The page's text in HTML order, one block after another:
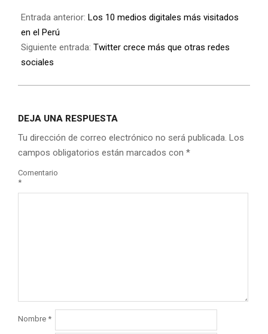
Entrada anterior: Los 10 medios digitales más visitados
en el Perú
Siguiente entrada: Twitter crece más que otras redes
sociales
DEJA UNA RESPUESTA
Tu dirección de correo electrónico no será publicada. Los
campos obligatorios están marcados con *
Comentario
*
Nombre *